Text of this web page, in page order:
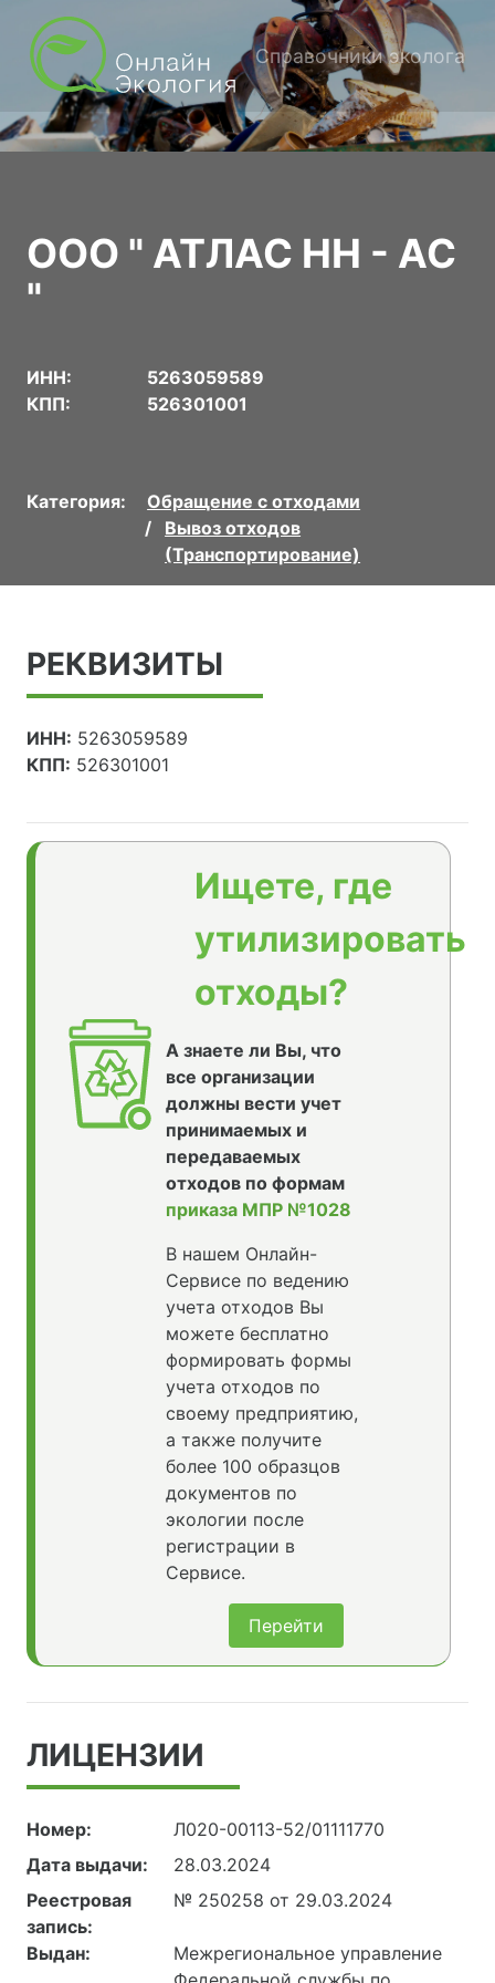
Справочники эколога
ООО " АТЛАС НН - АС
"
ИНН:
5263059589
КПП:
526301001
Категория:
Обращение с отходами
Вывоз отходов
(Транспортирование)
РЕКВИЗИТЫ
ИНН: 5263059589
КПП: 526301001
Ищете, где
утилизировать
отходы?
А знаете ли Вы, что
все организации
должны вести учет
принимаемых и
передаваемых
отходов по формам
приказа МПР №1028
В нашем Онлайн-
Сервисе по ведению
учета отходов Вы
можете бесплатно
формировать формы
учета отходов по
своему предприятию,
а также получите
более 100 образцов
документов по
экологии после
регистрации в
Сервисе.
Перейти
ЛИЦЕНЗИИ
Номер:
Л020-00113-52/01111770
Дата выдачи:
28.03.2024
Реестровая
запись:
№ 250258 от 29.03.2024
Выдан:
Межрегиональное управление